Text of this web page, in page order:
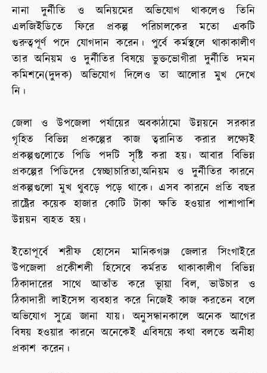
নানা দুর্নীতি ও অনিয়মের অভিযোগ থাকলেও তিনি
এলজিইডিতে ফিরে প্রকল্প পরিচালকের মতো একটি
গুরুত্বপূর্ণ পদে যোগদান করেন। পুর্বে কর্মস্থলে থাকাকালীণ
তার অনিয়ম ও দুর্নীতির বিষয়ে ভুক্তভোগীরা দুর্নীতি দমন
কমিশনে(দুদক) অভিযোগ দিলেও তা আলোর মুখ দেখে
নি।
জেলা ও উপজেলা পর্যায়ের অবকাঠামো উন্নয়নে সরকার
গৃহিত বিভিন্ন প্রকল্পের কাজ ত্বরানিত করার লক্ষ্যেই
প্রকল্পগুলোতে পিডি পদটি সৃষ্টি করা হয়। আবার বিভিন্ন
প্রকল্পের পিডিদের স্বেচ্ছাচারিতা,অনিয়ম ও দুর্নীতির কারনে
প্রকল্পগুলো মুখ থুবড়ে পড়ে থাকে। এসব কারনে প্রতি বছর
রাষ্ট্রের কয়েক হাজার কোটি টাকা ক্ষতি হওয়ার পাশাপাশি
উন্নয়ন ব্যহত হয়।
ইতোপূর্বে শরীফ হোসেন মানিকগঞ্জ জেলার সিংগাইরে
উপজেলা প্রকেীশলী হিসেবে কর্মরত থাকাকালীণ বিভিন্ন
ঠিকাদারের সাথে আতাঁত করে ভূায়া বিল, ভাউচার ও
ঠিকাদারী লাইসেন্স ব্যবহার করে নিজেই কাজ করতেন বলে
অভিযোগ সুত্রে জানা যায়। অনুসন্ধানকালে অনেক আগের
বিষয় হওয়ার কারনে অনেকেই এবিষয়ে কথা বলতে অনীহা
প্রকাশ করেন।